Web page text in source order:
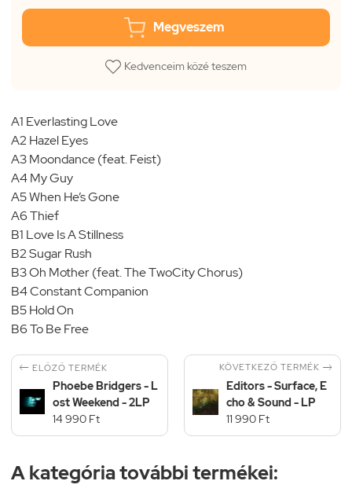
Megveszem
Kedvenceim közé teszem
A1 Everlasting Love
A2 Hazel Eyes
A3 Moondance (feat. Feist)
A4 My Guy
A5 When He’s Gone
A6 Thief
B1 Love Is A Stillness
B2 Sugar Rush
B3 Oh Mother (feat. The TwoCity Chorus)
B4 Constant Companion
B5 Hold On
B6 To Be Free
 ELŐZŐ TERMÉK
Phoebe Bridgers - L
ost Weekend - 2LP
14 990 Ft
KÖVETKEZŐ TERMÉK 
Editors - Surface, E
cho & Sound - LP
11 990 Ft
A kategória további termékei: